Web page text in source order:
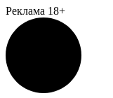
Реклама 18+